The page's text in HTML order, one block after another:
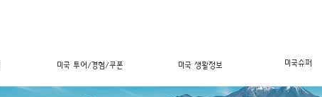
미국 투어/경험/쿠폰 미국 생활정보 미국슈퍼